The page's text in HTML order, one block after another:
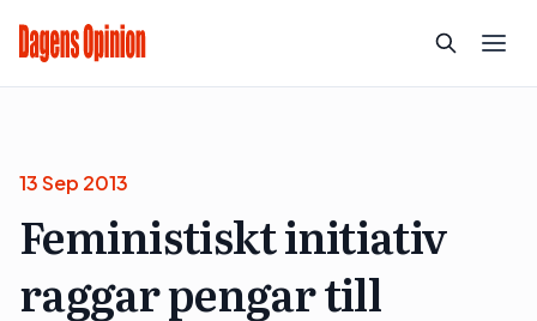
13 Sep 2013
Feministiskt initiativ
raggar pengar till